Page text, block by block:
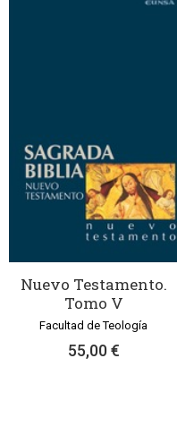
Nuevo Testamento.
Tomo V
Facultad de Teología
55,00 €